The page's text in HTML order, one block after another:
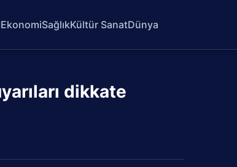
EkonomiSağlıkKültür SanatDünya
dikkate